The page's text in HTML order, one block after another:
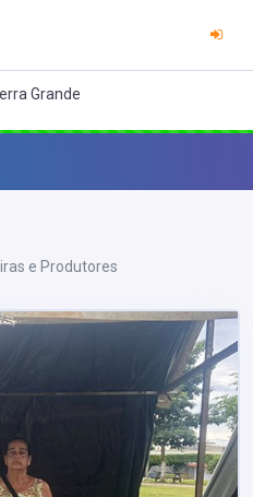
Grande
e Produtores